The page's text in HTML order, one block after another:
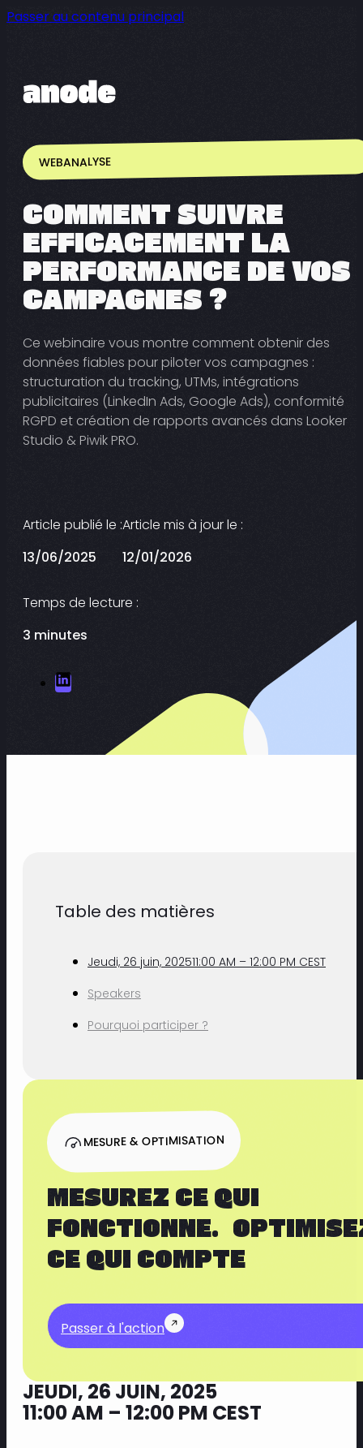
Passer au contenu principal
WEBANALYSE
COMMENT SUIVRE
EFFICACEMENT LA
PERFORMANCE DE VOS
CAMPAGNES ?
Ce webinaire vous montre comment obtenir des
données fiables pour piloter vos campagnes :
structuration du tracking, UTMs, intégrations
publicitaires (LinkedIn Ads, Google Ads), conformité
RGPD et création de rapports avancés dans Looker
Studio & Piwik PRO.
Article publié le :
13/06/2025
Article mis à jour le :
12/01/2026
Temps de lecture :
3 minutes
Table des matières
Jeudi, 26 juin, 202511:00 AM – 12:00 PM CEST
Speakers
Pourquoi participer ?
MESURE & OPTIMISATION
MESUREZ CE QUI
FONCTIONNE.
CE QUI COMPTE
Passer à l'action
JEUDI, 26 JUIN, 2025
11:00 AM – 12:00 PM CEST